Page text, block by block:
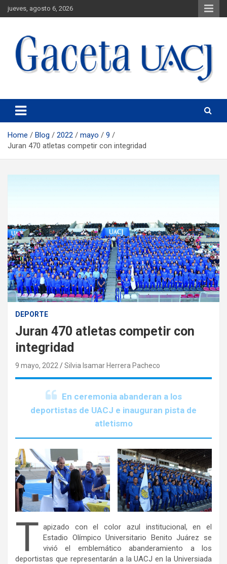
jueves, agosto 6, 2026
Gaceta UACJ
Home Blog 2022 mayo
9
Juran 470 atletas competir con integridad
DEPORTE
Juran 470 atletas competir con
integridad
9 mayo, 2022 Silvia Isamar Herrera Pacheco
En ceremonia abanderan a los
deportistas de UACJ e inauguran pista de
atletismo
T apizado con el color azul institucional, en el
Estadio Olímpico Universitario Benito Juárez se
vivió el emblemático abanderamiento a los
deportistas que representarán a la UACJ en la Universiada